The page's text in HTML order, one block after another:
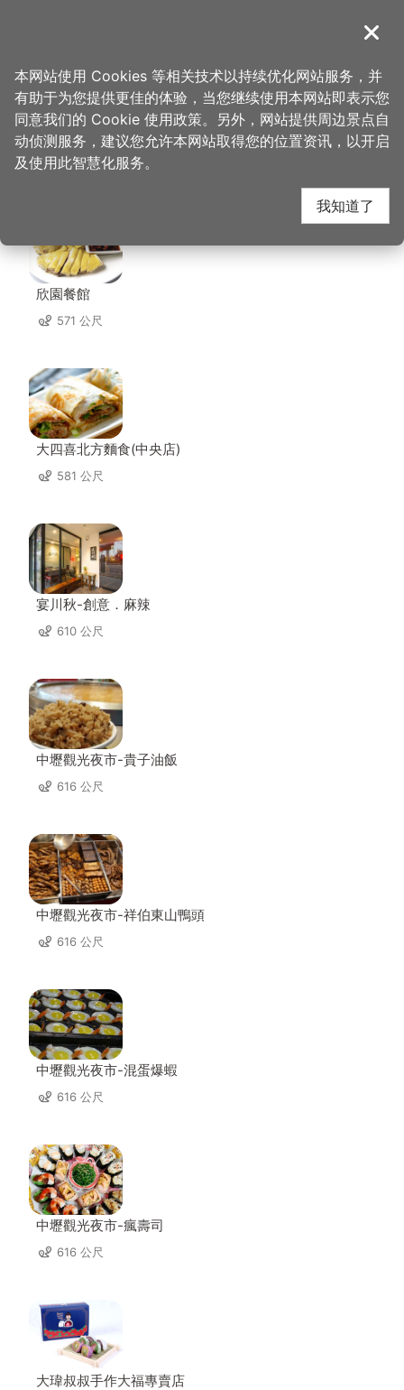
導覽
首页 > 想去的地方 > 美食、购物 > 刘妈妈菜包店
刘妈妈菜包店 周边店家
欣園餐館
571 公尺
大四喜北方麵食(中央店)
581 公尺
宴川秋-創意．麻辣
610 公尺
中壢觀光夜市-貴子油飯
616 公尺
中壢觀光夜市-祥伯東山鴨頭
616 公尺
中壢觀光夜市-混蛋爆蝦
616 公尺
中壢觀光夜市-瘋壽司
616 公尺
大瑋叔叔手作大福專賣店
关闭
本网站使用 Cookies 等相关技术以持续优化网站服务，并
有助于为您提供更佳的体验，当您继续使用本网站即表示您
同意我们的 Cookie 使用政策。另外，网站提供周边景点自
动侦测服务，建议您允许本网站取得您的位置资讯，以开启
及使用此智慧化服务。
我知道了